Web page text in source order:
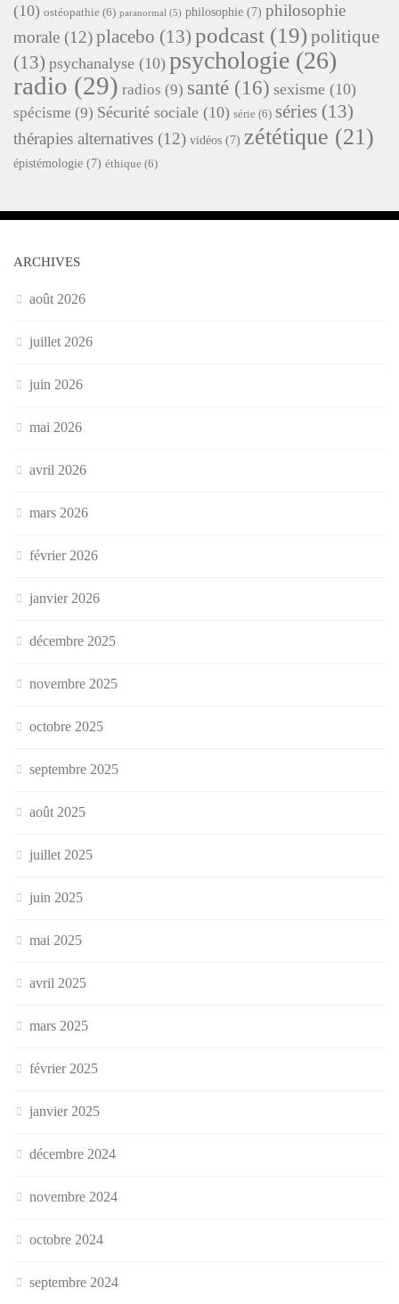
(10) ostéopathie (6) paranormal (5) philosophie (7) philosophie
morale (12)placebo (13) podcast (19)politique
(13) psychanalyse (10) psychologie (26)
radio (29) radios (9) santé (16) sexisme (10)
spécisme (9) Sécurité sociale (10) série (6) séries (13)
thérapies alternatives (12) vidéos (7) zététique (21)
épistémologie (7) éthique (6)
ARCHIVES
août 2026
juillet 2026
juin 2026
mai 2026
avril 2026
mars 2026
février 2026
janvier 2026
décembre 2025
novembre 2025
octobre 2025
septembre 2025
août 2025
juillet 2025
juin 2025
mai 2025
avril 2025
mars 2025
février 2025
janvier 2025
décembre 2024
novembre 2024
octobre 2024
septembre 2024